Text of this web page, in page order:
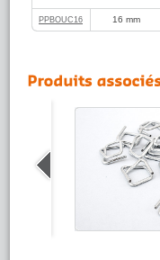
PPBOUC16 16 mm